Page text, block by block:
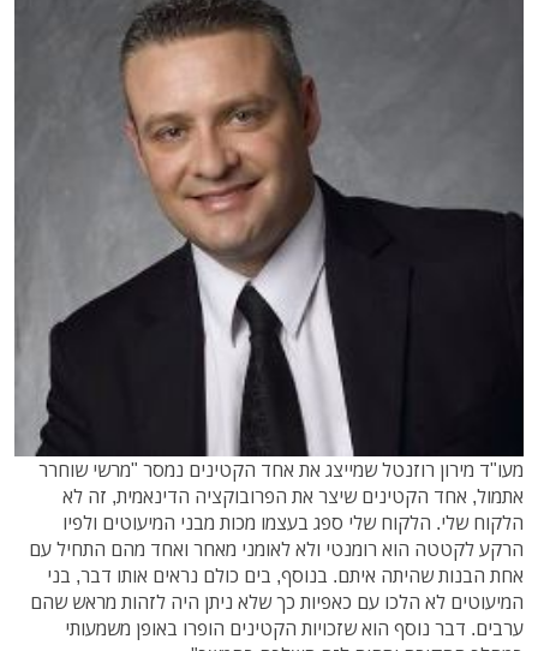
מעו"ד מירון רוזנטל שמייצג את אחד הקטינים נמסר "מרשי שוחרר
אתמול, אחד הקטינים שיצר את הפרובוקציה הדינאמית, זה לא
הלקוח שלי. הלקוח שלי ספג בעצמו מכות מבני המיעוטים ולפיו
הרקע לקטטה הוא רומנטי ולא לאומני מאחר ואחד מהם התחיל עם
אחת הבנות שהיתה איתם. בנוסף, בים כולם נראים אותו דבר, בני
המיעוטים לא הלכו עם כאפיות כך שלא ניתן היה לזהות מראש שהם
ערבים. דבר נוסף הוא שזכויות הקטינים הופרו באופן משמעותי